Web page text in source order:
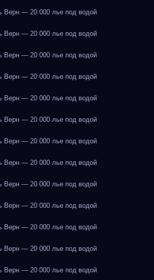
— 20 000 лье под водой
— 20 000 лье под водой
— 20 000 лье под водой
— 20 000 лье под водой
— 20 000 лье под водой
— 20 000 лье под водой
— 20 000 лье под водой
— 20 000 лье под водой
— 20 000 лье под водой
— 20 000 лье под водой
— 20 000 лье под водой
— 20 000 лье под водой
— 20 000 лье под водой